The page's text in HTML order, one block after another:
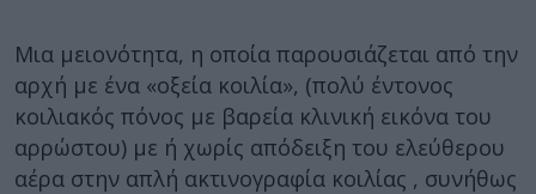
Μια μειονότητα, η οποία παρουσιάζεται από την
αρχή με ένα «οξεία κοιλία», (πολύ έντονος
κοιλιακός πόνος με βαρεία κλινική εικόνα του
αρρώστου) με ή χωρίς απόδειξη του ελεύθερου
αέρα στην απλή ακτινογραφία κοιλίας , συνήθως